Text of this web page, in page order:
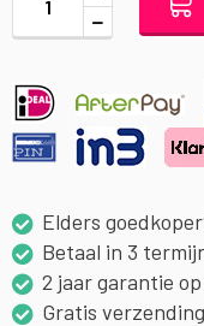
Elders
Betaal in 3
2 jaar garantie
Gratis